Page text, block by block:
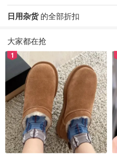
日用杂货的全部折扣
大家都在抢
1